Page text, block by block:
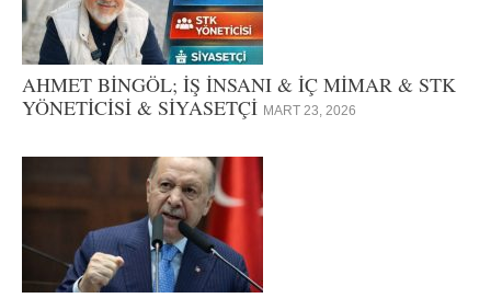
AHMET BİNGÖL; İŞ İNSANI & İÇ MİMAR & STK
YÖNETİCİSİ & SİYASETÇİ MART 23, 2026